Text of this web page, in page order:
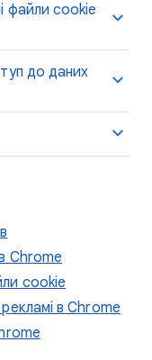
файли cookie
до даних
Chrome
cookie
в Chrome